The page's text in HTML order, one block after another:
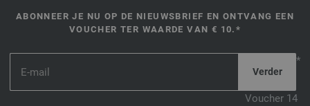
ABONNEER JE NU OP DE NIEUWSBRIEF EN ONTVANG EEN
VOUCHER TER WAARDE VAN € 10.*
*
Voucher 14